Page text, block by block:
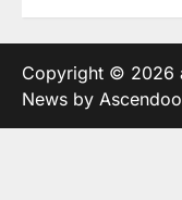
Copyright © 2026
News by